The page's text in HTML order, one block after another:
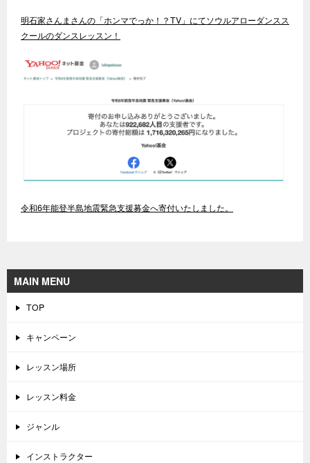
明石家さんまさんの「ホンマでっか！？TV」にてソウルアローダンスス
クールのダンスレッスン！
令和6年能登半島地震緊急支援募金へ寄付いたしました。
MAIN MENU
TOP
キャンペーン
レッスン場所
レッスン料金
ジャンル
インストラクター